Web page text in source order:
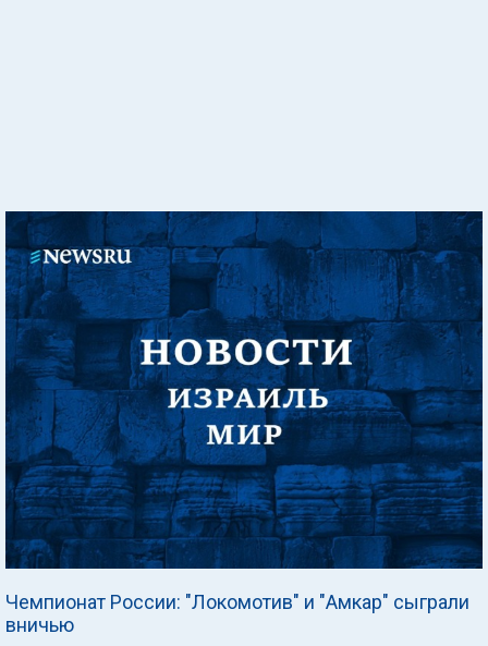
Чемпионат России: "Локомотив" и "Амкар" сыграли
вничью